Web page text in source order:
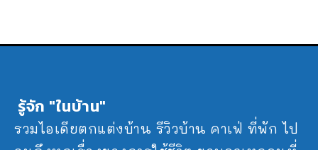
รู้จัก "ในบ้าน"
รวมไอเดียตกแต่งบ้าน รีวิวบ้าน คาเฟ่ ที่พัก ไป